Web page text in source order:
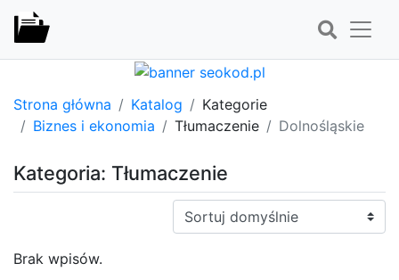
Strona główna Katalog
Kategorie
Biznes i ekonomia
Tłumaczenie Dolnośląskie
Kategoria: Tłumaczenie
Sortuj:
Brak wpisów.